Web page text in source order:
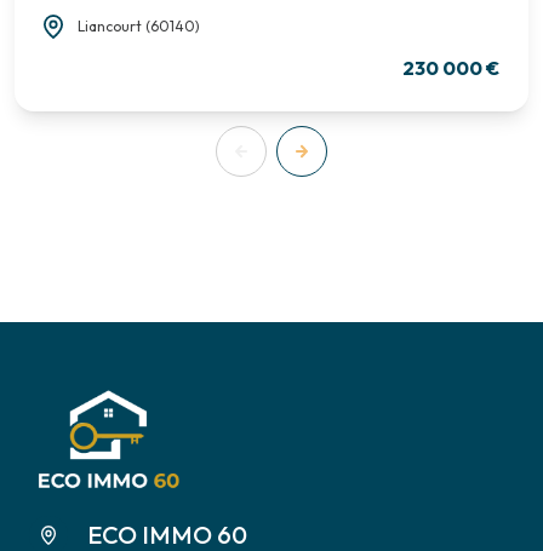
Liancourt (60140)
230 000 €
ECO IMMO 60